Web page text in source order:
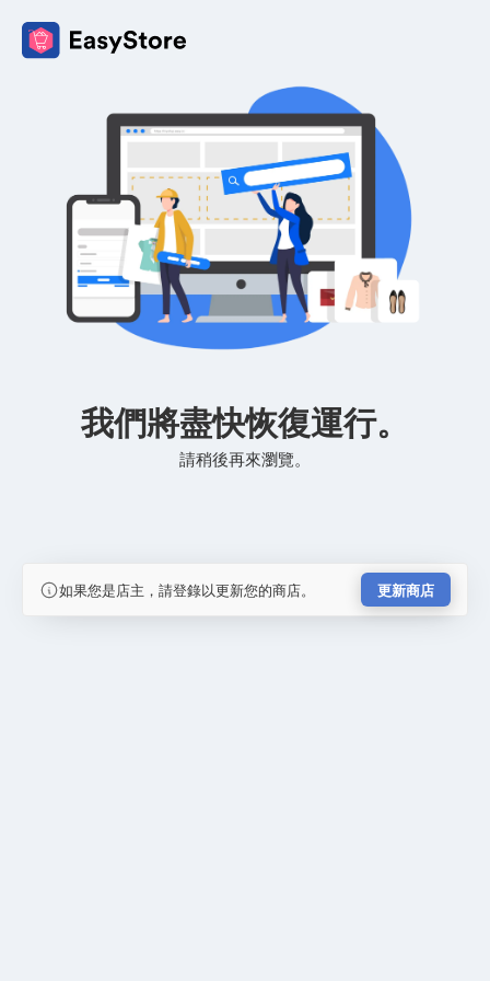
我們將盡快恢復運行。
請稍後再來瀏覽。
如果您是店主，請登錄以更新您的商店。 更新商店